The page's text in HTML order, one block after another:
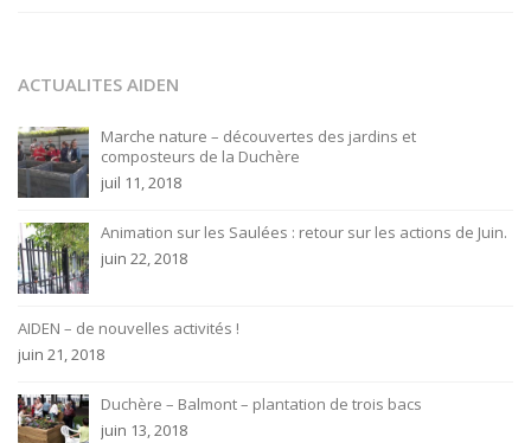
ACTUALITES AIDEN
Marche nature – découvertes des jardins et
composteurs de la Duchère
juil 11, 2018
Animation sur les Saulées : retour sur les actions de Juin.
juin 22, 2018
AIDEN – de nouvelles activités !
juin 21, 2018
Duchère – Balmont – plantation de trois bacs
juin 13, 2018